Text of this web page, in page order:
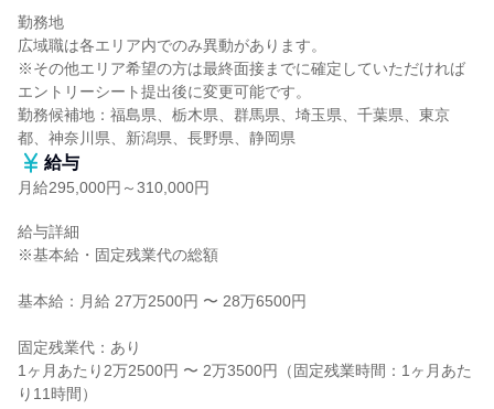
勤務地
広域職は各エリア内でのみ異動があります。
※その他エリア希望の方は最終面接までに確定していただければ
エントリーシート提出後に変更可能です。
勤務候補地：福島県、栃木県、群馬県、埼玉県、千葉県、東京
都、神奈川県、新潟県、長野県、静岡県
給与
月給295,000円～310,000円
給与詳細
※基本給・固定残業代の総額
基本給：月給 27万2500円 〜 28万6500円
固定残業代：あり
1ヶ月あたり2万2500円 〜 2万3500円（固定残業時間：1ヶ月あた
り11時間）